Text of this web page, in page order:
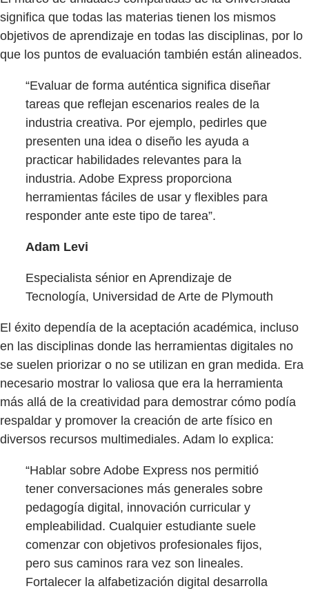
significa que todas las materias tienen los mismos
objetivos de aprendizaje en todas las disciplinas, por lo
que los puntos de evaluación también están alineados.
“Evaluar de forma auténtica significa diseñar
tareas que reflejan escenarios reales de la
industria creativa. Por ejemplo, pedirles que
presenten una idea o diseño les ayuda a
practicar habilidades relevantes para la
industria. Adobe Express proporciona
herramientas fáciles de usar y flexibles para
responder ante este tipo de tarea”.
Adam Levi
Especialista sénior en Aprendizaje de
Tecnología, Universidad de Arte de Plymouth
El éxito dependía de la aceptación académica, incluso
en las disciplinas donde las herramientas digitales no
se suelen priorizar o no se utilizan en gran medida. Era
necesario mostrar lo valiosa que era la herramienta
más allá de la creatividad para demostrar cómo podía
respaldar y promover la creación de arte físico en
diversos recursos multimediales. Adam lo explica:
“Hablar sobre Adobe Express nos permitió
tener conversaciones más generales sobre
pedagogía digital, innovación curricular y
empleabilidad. Cualquier estudiante suele
comenzar con objetivos profesionales fijos,
pero sus caminos rara vez son lineales.
Fortalecer la alfabetización digital desarrolla